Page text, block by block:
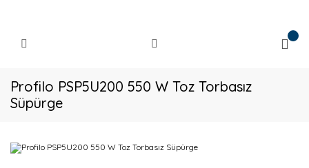
Profilo PSP5U200 550 W Toz Torbasız
Süpürge